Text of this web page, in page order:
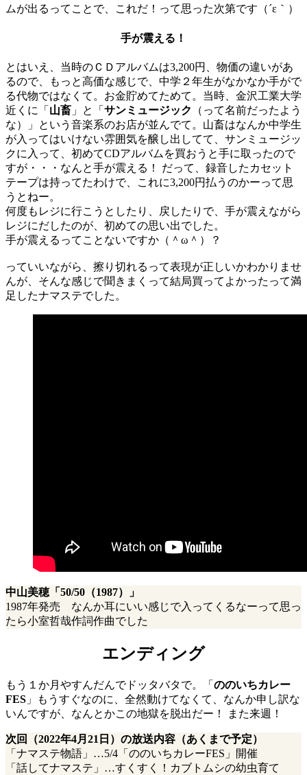
ムが出るってことで、これだ！って思った次第です（´ε｀）
手が震える！
とはいえ、当時のＣＤアルバムは3,200円、物価の違いがあ
るので、もっと高価な感じで、中学２年生がなかなか手がで
る代物ではなくて。お金貯めてためて。当時、金沢工業大学
近くに「 山畜 」と「 サンミュージック
（って名前だったよう
な）」という音楽系のお店が並んでて。山畜はなんか中学生
が入ってはいけない雰囲気を醸し出してて、サンミュージッ
クに入って、初めてCDアルバムを買おうと手に取ったので
すが・・・なんと手が震える！ だって、録音したカセット
テープは持ってたわけで、これに3,200円払うのかーって思
うとねー。
何度もレジに行こうとしたり、戻したりで、手が震えながら
レジにだしたのが、初めての思い出でした。
手が震えるってことないですか（＾ω＾）？
っていいながら、擦り切れるって表現が正しいかわかりませ
んが、そんな感じで聞きまくって結局買ってよかったって満
足したナマステでした。
中山美穂「50/50（1987）」
1987年発売 なんか耳にいい感じで入ってくるなーって思っ
たら小室哲哉作詞作曲でした
エンディング
もう１か月やすんだんでドッタバタで。「 ののいちカレー
FES 」もうすぐなのに、全然動けてなくて、なんか申し訳な
いんですが、なんとかこの地獄を脱出だー！ また来週！
次回（2022年4月21日）の放送内容（あくまで予定）
「ナマステ物語」…5/4「ののいちカレーFES」開催
「話してナマステ」…すくすく！カブトムシの幼虫育て